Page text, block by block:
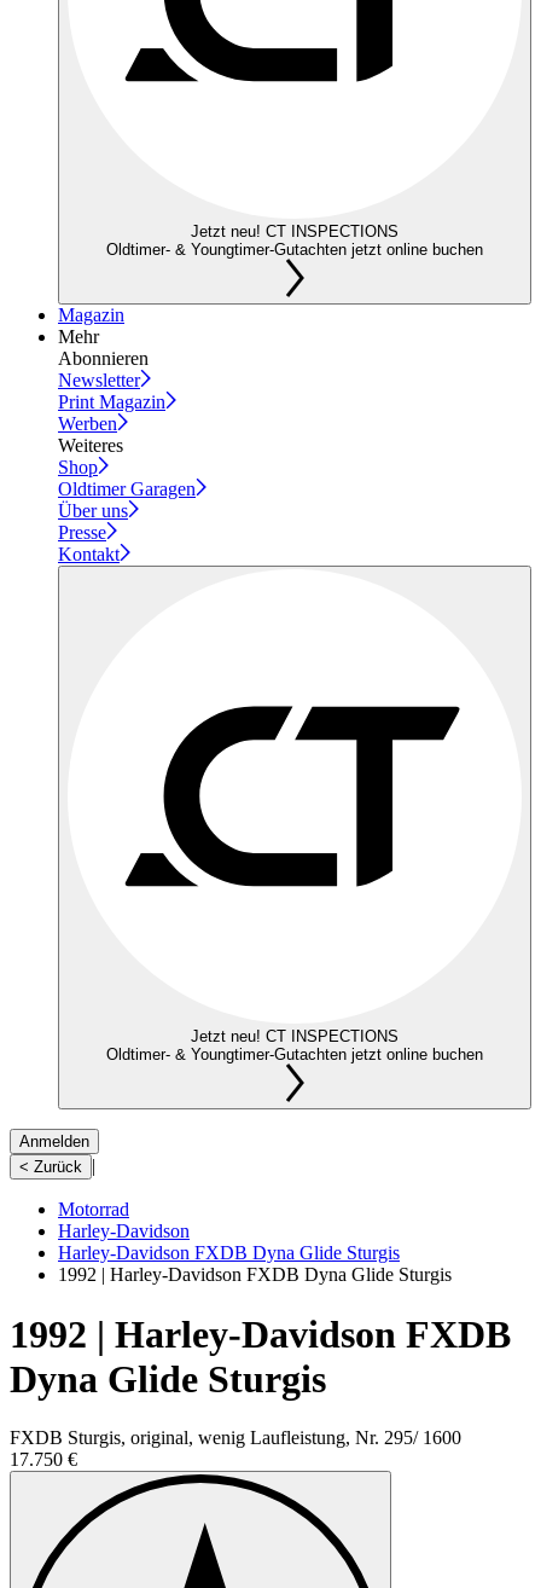
Jetzt neu! CT INSPECTIONS
Oldtimer- & Youngtimer-Gutachten jetzt online buchen
Magazin
Mehr
Abonnieren
Newsletter
Print Magazin
Werben
Weiteres
Shop
Oldtimer Garagen
Über uns
Presse
Kontakt
Jetzt neu! CT INSPECTIONS
Oldtimer- & Youngtimer-Gutachten jetzt online buchen
Anmelden
< Zurück |
Motorrad
Harley-Davidson
Harley-Davidson FXDB Dyna Glide Sturgis
1992 | Harley-Davidson FXDB Dyna Glide Sturgis
1992 | Harley-Davidson FXDB
Dyna Glide Sturgis
FXDB Sturgis, original, wenig Laufleistung, Nr. 295/ 1600
17.750 €